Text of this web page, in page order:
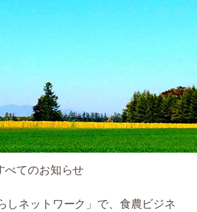
べてのお知らせ
しネットワーク」で、食農ビジネ